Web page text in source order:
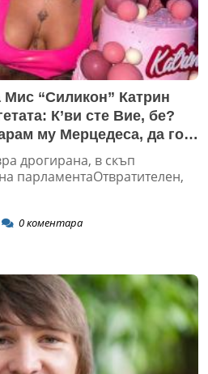
“Силикон” Катрин
К’ви сте Вие, бе?
му Мерцедеса, да го
дрогирана, в скъп
парламентаОтвратителен,
0коментара